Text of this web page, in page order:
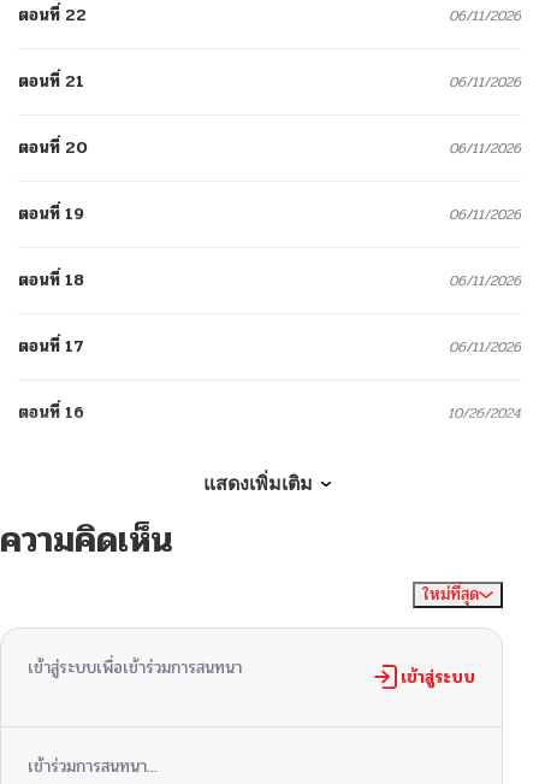
ตอนที่ 22 06/11/2026
ตอนที่ 21 06/11/2026
ตอนที่ 20 06/11/2026
ตอนที่ 19 06/11/2026
ตอนที่ 18 06/11/2026
ตอนที่ 17 06/11/2026
ตอนที่ 16 10/26/2024
ตอนที่ 14
10/06/2024
ตอนที่ 12 10/06/2024
แสดงเพิ่มเติม
ความคิดเห็น
ใหม่ที่สุด
เข้าสู่ระบบเพื่อเข้าร่วมการสนทนา เข้าสู่ระบบ
เข้าร่วมการสนทนา...